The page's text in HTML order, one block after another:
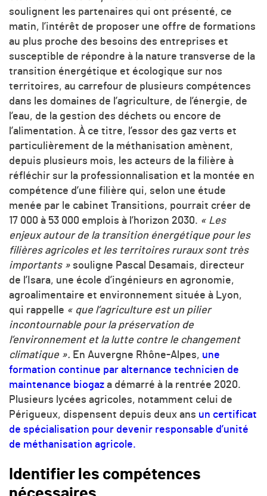
soulignent les partenaires qui ont présenté, ce
matin, l’intérêt de proposer une offre de formations
au plus proche des besoins des entreprises et
susceptible de répondre à la nature transverse de la
transition énergétique et écologique sur nos
territoires, au carrefour de plusieurs compétences
dans les domaines de l’agriculture, de l’énergie, de
l’eau, de la gestion des déchets ou encore de
l’alimentation. À ce titre, l’essor des gaz verts et
particulièrement de la méthanisation amènent,
depuis plusieurs mois, les acteurs de la filière à
réfléchir sur la professionnalisation et la montée en
compétence d’une filière qui, selon une étude
menée par le cabinet Transitions, pourrait créer de
17 000 à 53 000 emplois à l’horizon 2030. « Les
enjeux autour de la transition énergétique pour les
filières agricoles et les territoires ruraux sont très
importants » souligne Pascal Desamais, directeur
de l’Isara, une école d’ingénieurs en agronomie,
agroalimentaire et environnement située à Lyon,
qui rappelle « que l’agriculture est un pilier
incontournable pour la préservation de
l’environnement et la lutte contre le changement
climatique ». En Auvergne Rhône-Alpes, une
formation continue par alternance technicien de
maintenance biogaz a démarré à la rentrée 2020.
Plusieurs lycées agricoles, notamment celui de
Périgueux, dispensent depuis deux ans un certificat
de spécialisation pour devenir responsable d’unité
de méthanisation agricole.
Identifier les compétences